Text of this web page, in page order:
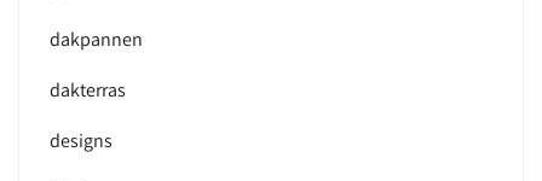
dakpannen
dakterras
designs